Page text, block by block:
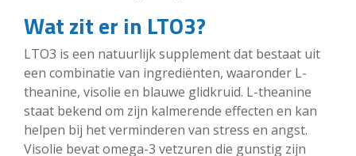
Wat zit er in LTO3?
LTO3 is een natuurlijk supplement dat bestaat uit
een combinatie van ingrediënten, waaronder L-
theanine, visolie en blauwe glidkruid. L-theanine
staat bekend om zijn kalmerende effecten en kan
helpen bij het verminderen van stress en angst.
Visolie bevat omega-3 vetzuren die gunstig zijn